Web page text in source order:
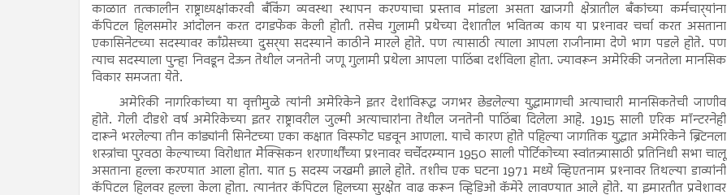
काळात तत्कालीन राष्ट्राध्यक्षांकरवी बँकिंग व्यवस्था स्थापन करण्याचा प्रस्ताव मांडला असता खाजगी क्षेत्रातील बँकांच्या कर्मचार्‍यांना
कॅपिटल हिलसमोर आंदोलन करत दगडफेक केली होती. तसेच गुलामी प्रथेच्या देशातील भवितव्य काय या प्रश्‍नावर चर्चा करत असताना
एकासिनेटच्या सदस्यावर काँग्रेसच्या दुसर्‍या सदस्याने काठीने मारले होते. पण त्यासाठी त्याला आपला राजीनामा देणे भाग पडले होते. पण
त्याच सदस्याला पुन्हा निवडून देऊन तेथील जनतेनी जणू गुलामी प्रथेला आपला पाठिंबा दर्शविला होता. ज्यावरून अमेरिकी जनतेला मानसिक
विकार समजता येते.
अमेरिकी नागरिकांच्या या वृत्तीमुळे त्यांनी अमेरिकेने इतर देशांविरूद्ध जगभर छेडलेल्या युद्धामागची अत्याचारी मानसिकतेची जाणीव
होते. गेली दीडशे वर्ष अमेरिकेच्या इतर राष्ट्रावरील जुल्मी अत्याचारांना तेथील जनतेनी पाठिंबा दिलेला आहे. 1915 साली एरिक मॉन्टरनेही
दारूने भरलेल्या तीन कांड्यांनी सिनेटच्या एका कक्षात विस्फोट घडवून आणला. याचे कारण होते पहिल्या जागतिक युद्धात अमेरिकेने ब्रिटनला
शस्त्रांचा पुरवठा केल्याच्या विरोधात मेेक्सिकन शरणार्थींच्या प्रश्‍नावर चर्चेदरम्यान 1950 साली पोर्टिकोच्या स्वांतत्र्यासाठी प्रतिनिधी सभा चालू
असताना हल्ला करण्यात आला होता. यात 5 सदस्य जखमी झाले होते. तशीच एक घटना 1971 मध्ये व्हिएतनाम प्रश्‍नावर तिथल्या डाव्यांनी
कॅपिटल हिलवर हल्ला केला होता. त्यानंतर कॅपिटल हिलच्या सुरक्षेत वाढ करून व्हिडिओ कॅमेरे लावण्यात आले होते. या इमारतीत प्रवेशावर